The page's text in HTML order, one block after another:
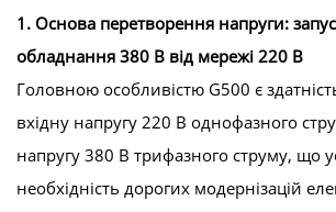
1. Основа перетворення напруги:
обладнання 380 В від мережі 220 В
Головною особливістю G500 є
вхідну напругу 220 В однофазного
напругу 380 В трифазного струму, що
необхідність дорогих модернізацій